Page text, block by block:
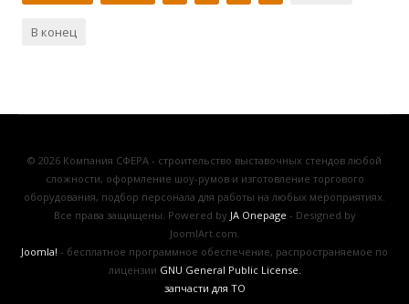
В конец
© 2026 Компания СФЕРА - строительство выставочных стендов любой
сложности, оформление шоу-румов и изготовление торгового
оборудования, подбор персонала для работы на любых мероприятиях.
Все права защищены. Powered by JA Onepage - Designed by
JoomlArt.com.
Joomla! - бесплатное программное обеспечение, распространяемое по
лицензии GNU General Public License.
запчасти для ТО